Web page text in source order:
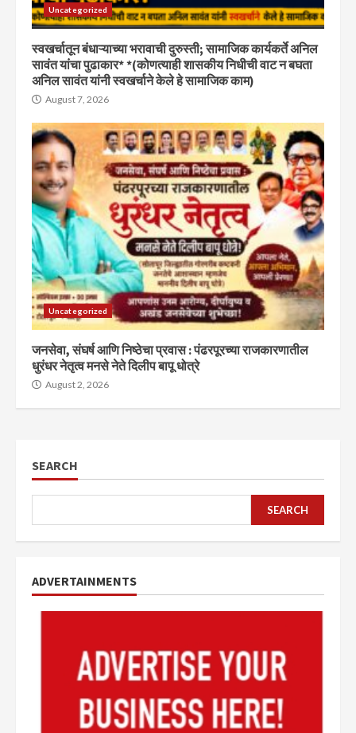
Uncategorized
स्वखर्चातून बंधाऱ्याच्या भरावाची दुरुस्ती; सामाजिक कार्यकर्ते अनिल
सावंत यांचा पुढाकार* *(कोणत्याही शासकीय निधीची वाट न बघता
अनिल सावंत यांनी स्वखर्चाने केले हे सामाजिक काम)
August 7, 2026
Uncategorized
जनसेवा, संघर्ष आणि निष्ठेचा प्रवास : पंढरपूरच्या राजकारणातील
धुरंधर नेतृत्व मनसे नेते दिलीप बापू धोत्रे
August 2, 2026
SEARCH
SEARCH
ADVERTAINMENTS